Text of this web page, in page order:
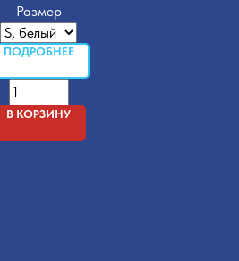
Размер
ПОДРОБНЕЕ
В КОРЗИНУ